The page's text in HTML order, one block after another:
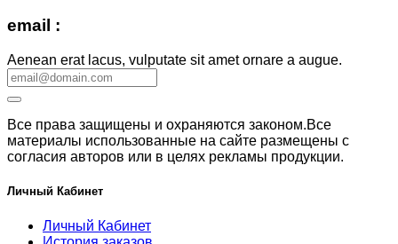
email :
Aenean erat lacus, vulputate sit amet ornare a augue.
Все права защищены и охраняются законом.Все
материалы использованные на сайте размещены с
согласия авторов или в целях рекламы продукции.
Личный Кабинет
Личный Кабинет